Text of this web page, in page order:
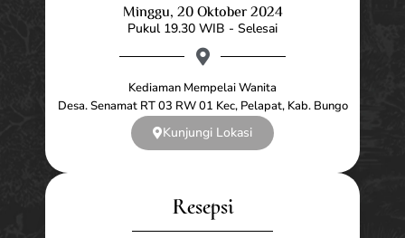
Minggu, 20 Oktober 2024
Pukul 19.30 WIB - Selesai
Kediaman Mempelai Wanita
Desa. Senamat RT 03 RW 01 Kec, Pelapat, Kab. Bungo
Kunjungi Lokasi
Resepsi